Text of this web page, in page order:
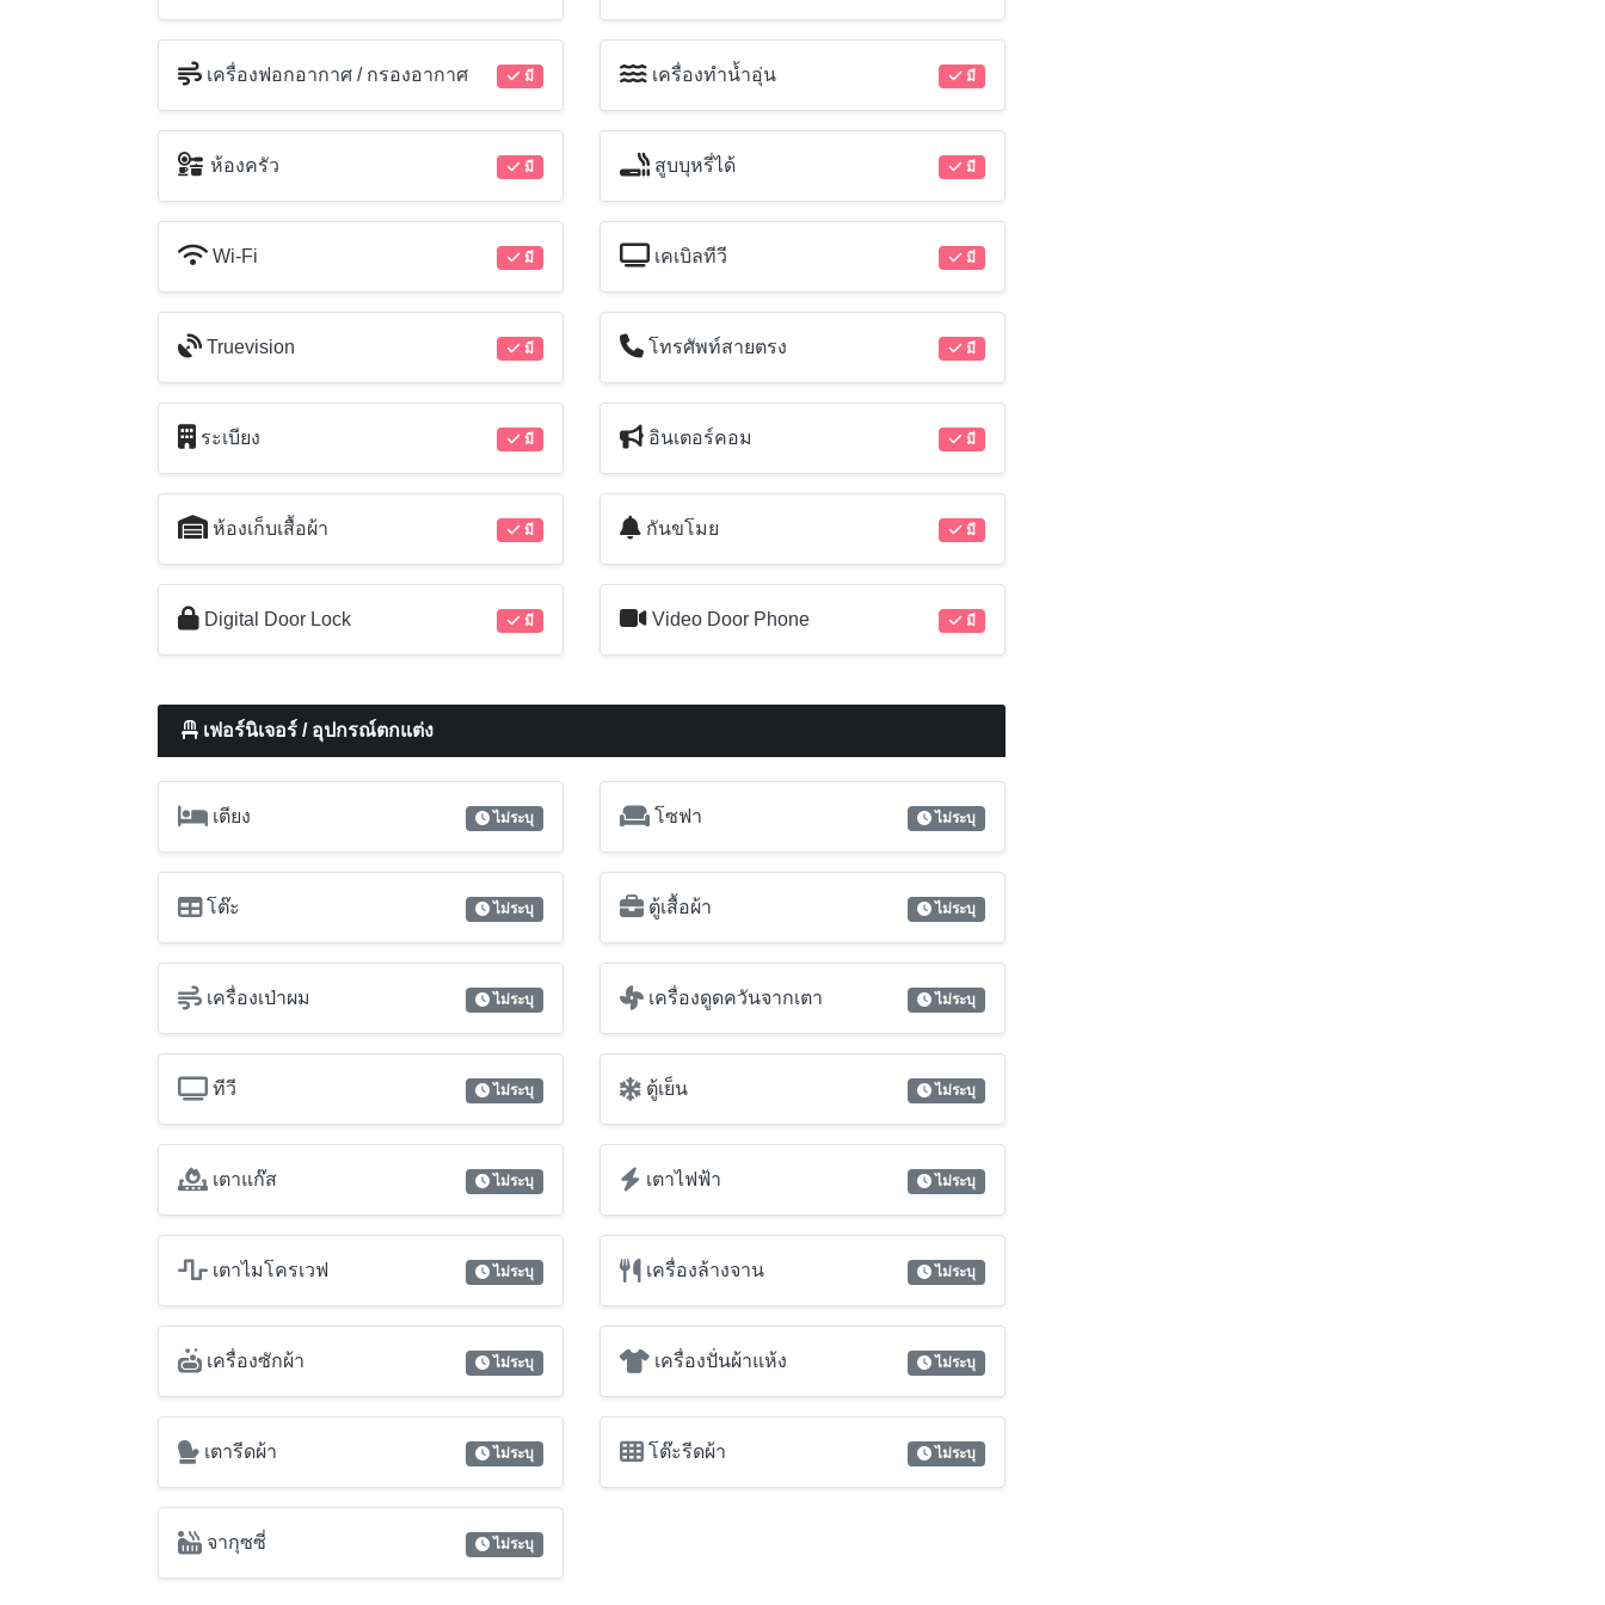
เครื่องฟอกอากาศ / กรองอากาศ มี เครื่องทำน้ำอุ่น มี
ห้องครัว มี สูบบุหรี่ได้ มี
Wi-Fi มี เคเบิลทีวี มี
Truevision มี โทรศัพท์สายตรง มี
ระเบียง มี อินเตอร์คอม มี
ห้องเก็บเสื้อผ้า มี กันขโมย มี
Digital Door Lock มี Video Door Phone มี
เฟอร์นิเจอร์ / อุปกรณ์ตกแต่ง
เตียง ไม่ระบุ โซฟา ไม่ระบุ
โต๊ะ ไม่ระบุ ตู้เสื้อผ้า ไม่ระบุ
เครื่องเป่าผม ไม่ระบุ เครื่องดูดควันจากเตา ไม่ระบุ
ทีวี ไม่ระบุ ตู้เย็น ไม่ระบุ
เตาแก๊ส ไม่ระบุ เตาไฟฟ้า ไม่ระบุ
เตาไมโครเวฟ ไม่ระบุ เครื่องล้างจาน ไม่ระบุ
เครื่องซักผ้า ไม่ระบุ เครื่องปั่นผ้าแห้ง ไม่ระบุ
เตารีดผ้า ไม่ระบุ โต๊ะรีดผ้า ไม่ระบุ
จากุซซี่ ไม่ระบุ